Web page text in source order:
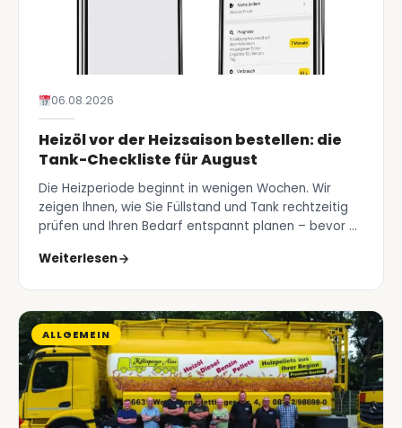
06.08.2026
Heizöl vor der Heizsaison bestellen: die
Tank-Checkliste für August
Die Heizperiode beginnt in wenigen Wochen. Wir
zeigen Ihnen, wie Sie Füllstand und Tank rechtzeitig
prüfen und Ihren Bedarf entspannt planen – bevor …
Weiterlesen
ALLGEMEIN